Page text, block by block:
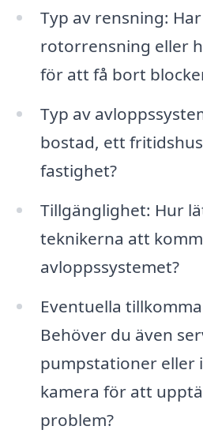
Typ av rensning:
rotorrensning eller
för att få bort
Typ av
bostad, ett
fastighet?
Tillgänglighet: Hur
teknikerna att
avloppssystemet?
Eventuella
Behöver du även
pumpstationer eller
kamera för att
problem?